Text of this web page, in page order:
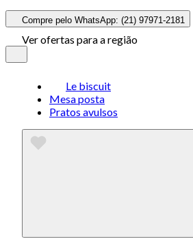
Compre pelo WhatsApp: (21) 97971-2181
Ver ofertas para a região
Le biscuit
Mesa posta
Pratos avulsos